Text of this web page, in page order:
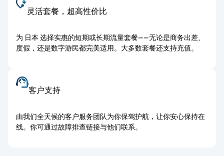
灵活套餐，超高性价比
为 日本 选择实惠的短期或长期流量套餐——无论是商务出差、
度假，还是数字游民都完美适用。大多数套餐还支持充值。
客户支持
由我们全天候的客户服务团队为你保驾护航，让你安心保持在
线。你可通过故障排查链接与他们联系。